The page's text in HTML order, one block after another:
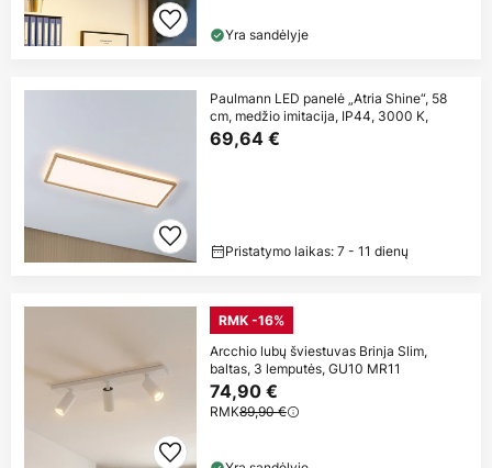
Yra sandėlyje
Paulmann LED panelė „Atria Shine“, 58
cm, medžio imitacija, IP44, 3000 K,
69,64 €
Pristatymo laikas: 7 - 11 dienų
RMK -16%
Arcchio lubų šviestuvas Brinja Slim,
baltas, 3 lemputės, GU10 MR11
74,90 €
RMK89,90 €